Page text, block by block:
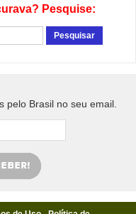
Pesquise:
pelo Brasil no seu email.